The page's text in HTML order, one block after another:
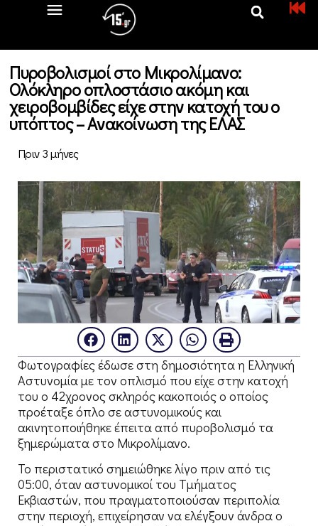
Πυροβολισμοί στο Μικρολίμανο:
Ολόκληρο οπλοστάσιο ακόμη και
χειροβομβίδες είχε στην κατοχή του ο
υπόπτος – Ανακοίνωση της ΕΛΑΣ
Πριν 3 μήνες
Φωτογραφίες έδωσε στη δημοσιότητα η Ελληνική
Αστυνομία με τον οπλισμό που είχε στην κατοχή
του ο 42χρονος σκληρός κακοποιός ο οποίος
προέταξε όπλο σε αστυνομικούς και
ακινητοποιήθηκε έπειτα από πυροβολισμό τα
ξημερώματα στο Μικρολίμανο.
Το περιστατικό σημειώθηκε λίγο πριν από τις
05:00, όταν αστυνομικοί του Τμήματος
Εκβιαστών, που πραγματοποιούσαν περιπολία
στην περιοχή, επιχείρησαν να ελέγξουν άνδρα ο